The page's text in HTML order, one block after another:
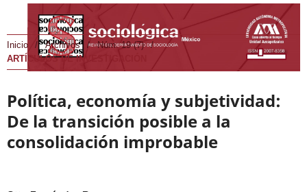
Inicio / Archivos / Núm. 19 (7)
/
ARTÍCULOS DE INVESTIGACIÓN
Política, economía y subjetividad:
De la transición posible a la
consolidación improbable